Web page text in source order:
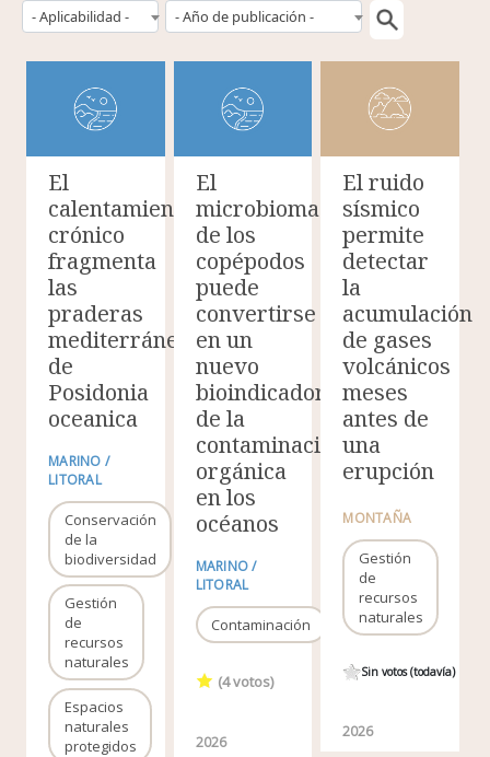
- Aplicabilidad - - Año de publicación -
El
calentamiento
crónico
fragmenta
las
praderas
mediterráneas
de
Posidonia
oceanica
MARINO /
LITORAL
Conservación
de la
biodiversidad
Gestión
de
recursos
naturales
Espacios
naturales
protegidos
El
microbioma
de los
copépodos
puede
convertirse
en un
nuevo
bioindicador
de la
contaminación
orgánica
en los
océanos
MARINO /
LITORAL
Contaminación
(4votos)
2026
El ruido
sísmico
permite
detectar
la
acumulación
de gases
volcánicos
meses
antes de
una
erupción
MONTAÑA
Gestión
de
recursos
naturales
Sin votos (todavía)
2026